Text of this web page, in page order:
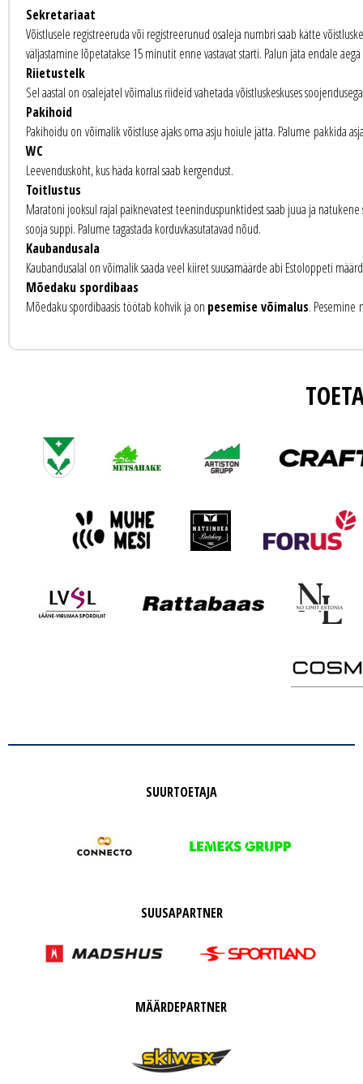
Sekretariaat
Võistlusele registreeruda või registreerunud osaleja numbri saab kätte
väljastamine lõpetatakse 15 minutit enne vastavat starti. Palun jäta endale
Riietustelk
Sel aastal on osalejatel võimalus riideid vahetada võistluskeskuses
Pakihoid
Pakihoidu on võimalik võistluse ajaks oma asju hoiule jätta. Palume pakkida
WC
Leevenduskoht, kus häda korral saab kergendust.
Toitlustus
Maratoni jooksul rajal paiknevatest teeninduspunktidest saab juua ja
sooja suppi. Palume tagastada korduvkasutatavad nõud.
Kaubandusala
Kaubandusalal on võimalik saada veel kiiret suusamäärde abi Estoloppeti
Mõedaku spordibaas
Mõedaku spordibaasis töötab kohvik ja on pesemise võimalus. Pesemine
SUURTOETAJA
SUUSAPARTNER
MÄÄRDEPARTNER